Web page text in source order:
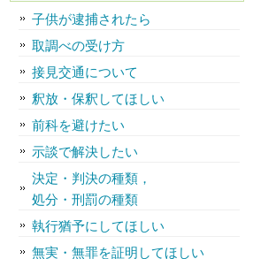
子供が逮捕されたら
取調べの受け方
接見交通について
釈放・保釈してほしい
前科を避けたい
示談で解決したい
決定・判決の種類，
処分・刑罰の種類
執行猶予にしてほしい
無実・無罪を証明してほしい